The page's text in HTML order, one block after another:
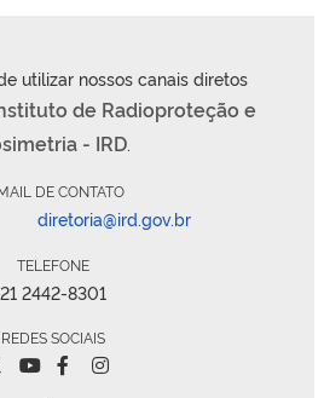
utilizar nossos canais diretos
de Radioproteção e
- IRD.
DE CONTATO
diretoria@ird.gov.br
TELEFONE
21 2442-8301
REDES SOCIAIS
YOUTUBEFACEBOOKINSTAGRAM